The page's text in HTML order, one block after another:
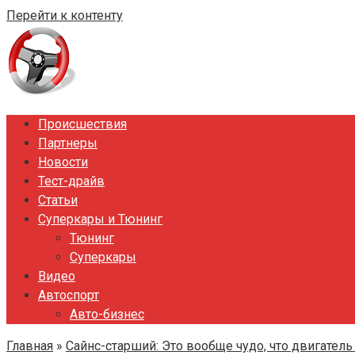
Перейти к контенту
Происшествия
Партнеры
Новости
Тест-драйв
Статьи
Суперкары и Тюнинг
Тюнинг
Суперкары
Видео
Автоспорт
Авто-бизнес
Главная » Сайнс-старший: Это вообще чудо, что